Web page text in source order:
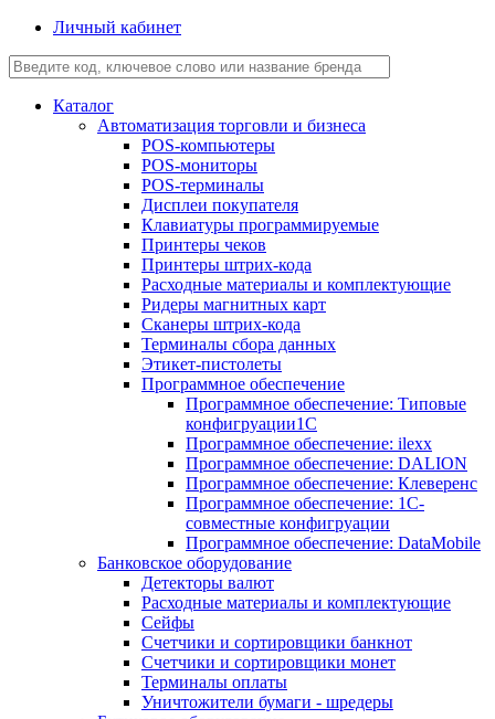
Личный кабинет
Каталог
Автоматизация торговли и бизнеса
POS-компьютеры
POS-мониторы
POS-терминалы
Дисплеи покупателя
Клавиатуры программируемые
Принтеры чеков
Принтеры штрих-кода
Расходные материалы и комплектующие
Ридеры магнитных карт
Сканеры штрих-кода
Терминалы сбора данных
Этикет-пистолеты
Программное обеспечение
Программное обеспечение: Типовые
конфигруации1С
Программное обеспечение: ilexx
Программное обеспечение: DALION
Программное обеспечение: Клеверенс
Программное обеспечение: 1С-
совместные конфигруации
Программное обеспечение: DataMobile
Банковское оборудование
Детекторы валют
Расходные материалы и комплектующие
Сейфы
Счетчики и сортировщики банкнот
Счетчики и сортировщики монет
Терминалы оплаты
Уничтожители бумаги - шредеры